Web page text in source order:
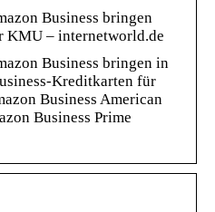
Business bringen
KMU – internetworld.de
Business bringen in
Kreditkarten für
Business American
Business Prime